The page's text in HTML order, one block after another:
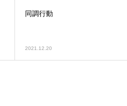
同調行動
2021.12.20